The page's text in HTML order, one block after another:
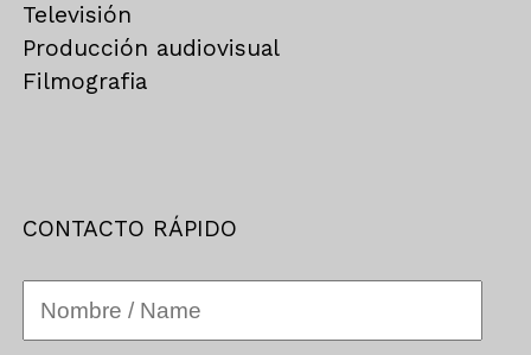
Televisión
Producción audiovisual
Filmografia
CONTACTO RÁPIDO